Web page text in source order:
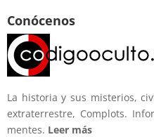
Conócenos
La historia y sus misterios,
extraterrestre, Complots.
mentes. Leer más